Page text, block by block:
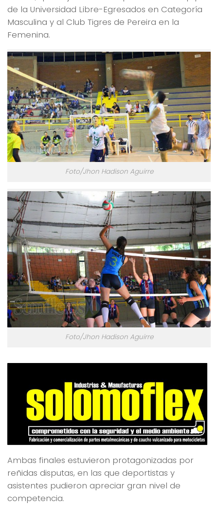
de la Universidad Libre-Egresados en Categoría
Masculina y al Club Tigres de Pereira en la
Femenina.
Foto/Jhon Hadison Aguirre
Foto/Jhon Hadison Aguirre
Ambas finales estuvieron protagonizadas por
reñidas disputas, en las que deportistas y
asistentes pudieron apreciar gran nivel de
competencia.